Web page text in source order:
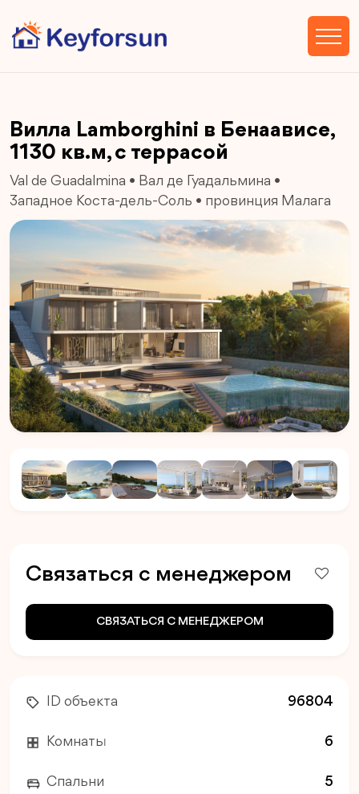
Вилла Lamborghini в Бенаависе,
1130 кв.м, с террасой
Val de Guadalmina • Вал де Гуадальмина •
Западное Коста-дель-Соль • провинция Малага
Связаться с менеджером
СВЯЗАТЬСЯ С МЕНЕДЖЕРОМ
ID объекта 96804
Комнаты 6
Спальни 5